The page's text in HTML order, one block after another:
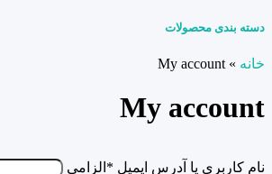
دسته بندی محصولات
خانه »
My account
My account
نام کاربری یا آدرس ایمیل * الزامی